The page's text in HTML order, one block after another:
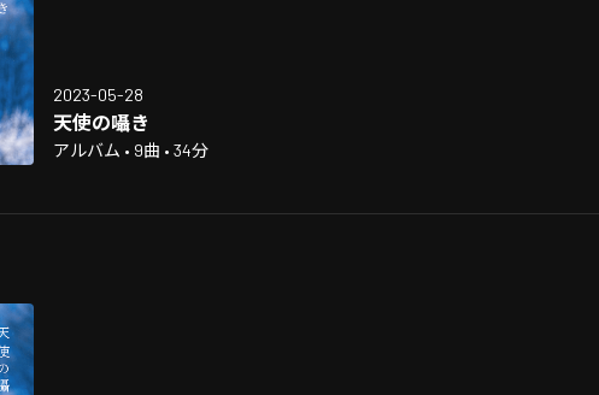
2023-05-28
天使の囁き
アルバム • 9曲 • 34分